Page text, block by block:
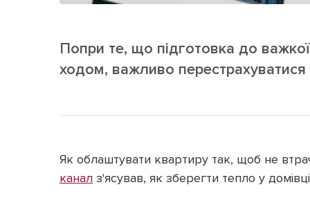
Попри те, що підготовка до
ходом, важливо
Як облаштувати квартиру так, щоб не
канал з'ясував, як зберегти тепло у